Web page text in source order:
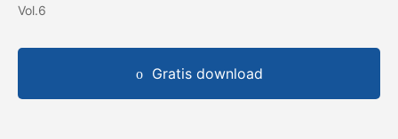
Vol.6
Gratis download